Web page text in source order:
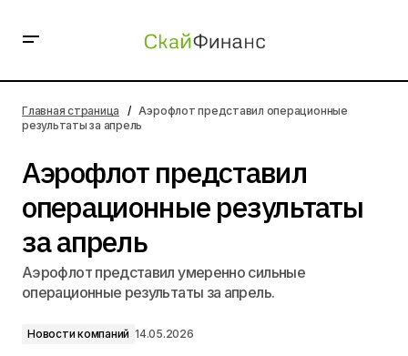
апрель
Главная страница
Аэрофлот представил операционные
результаты за апрель
Аэрофлот представил
операционные результаты
за апрель
Аэрофлот представил умеренно сильные
операционные результаты за апрель.
Новости компаний 14.05.2026